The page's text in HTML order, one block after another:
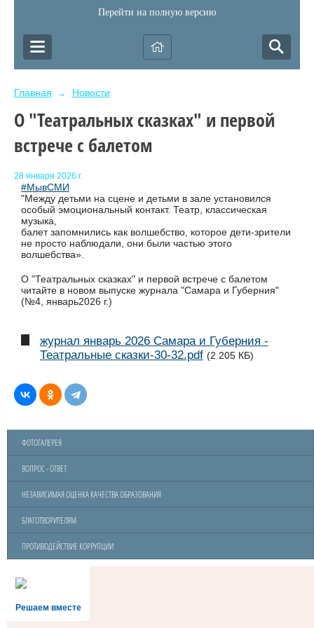
Перейти на полную версию
Главная → Новости
О "Театральных сказках" и первой
встрече с балетом
28 января 2026 г.
#МывСМИ
"Между детьми на сцене и детьми в зале установился
особый эмоциональный контакт. Театр, классическая
музыка,
балет запомнились как волшебство, которое дети-зрители
не просто наблюдали, они были частью этого
волшебства».
О "Театральных сказках" и первой встрече с балетом
читайте в новом выпуске журнала "Самара и Губерния"
(№4, январь2026 г.)
журнал январь 2026 Самара и Губерния -
Театральные сказки-30-32.pdf (2 205 КБ)
ФОТОГАЛЕРЕЯ
ВОПРОС - ОТВЕТ
НЕЗАВИСИМАЯ ОЦЕНКА КАЧЕСТВА ОБРАЗОВАНИЯ
БЛАГОТВОРИТЕЛЯМ
ПРОТИВОДЕЙСТВИЕ КОРРУПЦИИ
Решаем вместе